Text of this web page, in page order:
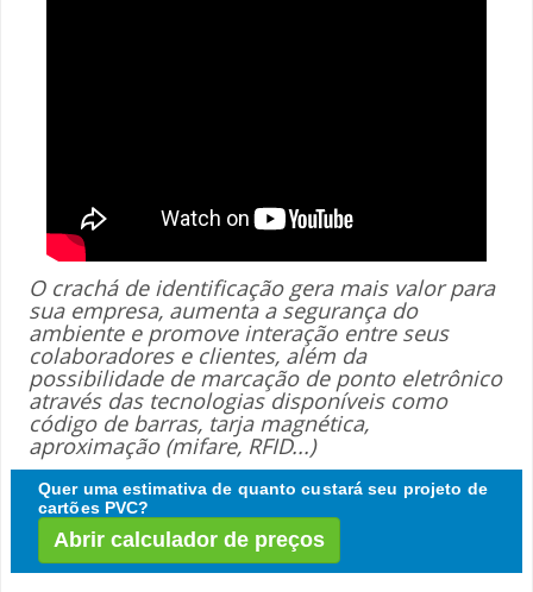
O crachá de identificação gera mais valor para
sua empresa, aumenta a segurança do
ambiente e promove interação entre seus
colaboradores e clientes, além da
possibilidade de marcação de ponto eletrônico
através das tecnologias disponíveis como
código de barras, tarja magnética,
aproximação (mifare, RFID...)
Quer uma estimativa de quanto custará seu projeto de
cartões PVC?
Abrir calculador de preços